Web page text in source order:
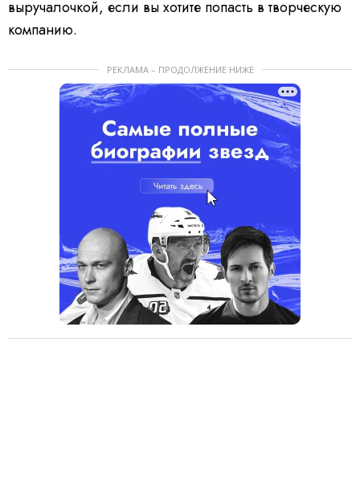
выручалочкой, если вы хотите попасть в творческую
компанию.
РЕКЛАМА – ПРОДОЛЖЕНИЕ НИЖЕ